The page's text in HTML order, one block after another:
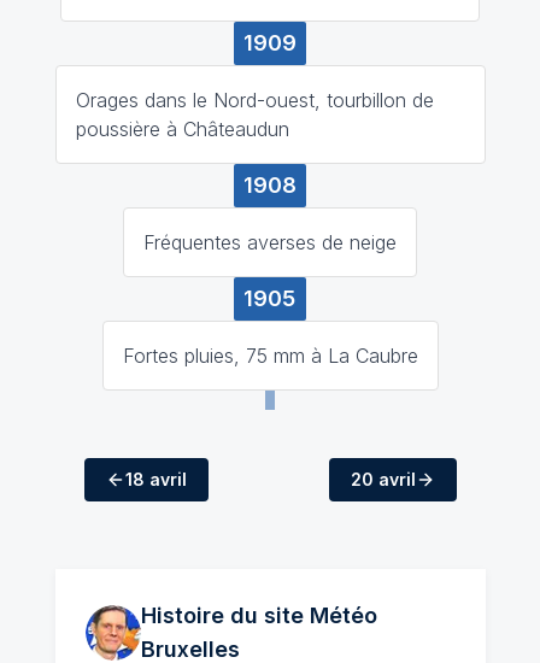
1909
Orages dans le Nord-ouest, tourbillon de
poussière à Châteaudun
1908
Fréquentes averses de neige
1905
Fortes pluies, 75 mm à La Caubre
18 avril 20 avril
Histoire du site Météo
Bruxelles